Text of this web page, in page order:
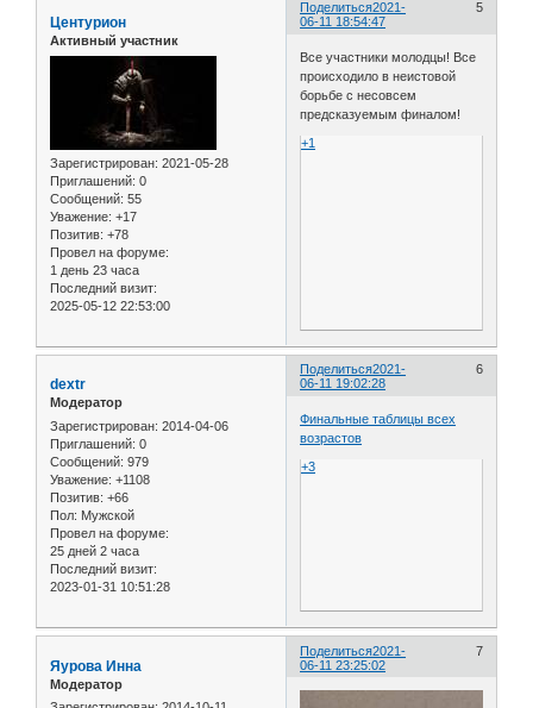
Поделиться 5
2021-
06-11 18:54:47
Центурион
Активный участник
Зарегистрирован: 2021-05-28
Приглашений: 0
Сообщений: 55
Уважение: +17
Позитив: +78
Провел на форуме:
1 день 23 часа
Последний визит:
2025-05-12 22:53:00
Все участники молодцы! Все
происходило в неистовой
борьбе с несовсем
предсказуемым финалом!
+1
Поделиться 6
2021-
06-11 19:02:28
dextr
Модератор
Зарегистрирован: 2014-04-06
Приглашений: 0
Сообщений: 979
Уважение: +1108
Позитив: +66
Пол: Мужской
Провел на форуме:
25 дней 2 часа
Последний визит:
2023-01-31 10:51:28
Финальные таблицы всех
возрастов
+3
Поделиться 7
2021-
06-11 23:25:02
Яурова Инна
Модератор